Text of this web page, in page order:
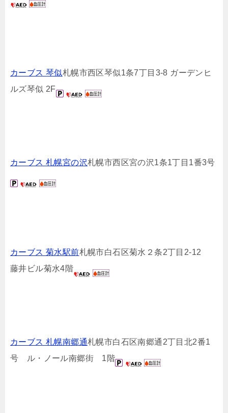
カーブス 琴似札幌市西区琴似1条7丁目3-8 ガーデンヒ
ルズ琴似 2F
カーブス 札幌宮の沢札幌市西区宮の沢1条1丁目1番3号
カーブス 菊水駅前札幌市白石区菊水２条2丁目2-12
藤井ビル菊水4階
カーブス 札幌南郷通札幌市白石区南郷通2丁目北2番1
号 ル・ノール南郷街 1階